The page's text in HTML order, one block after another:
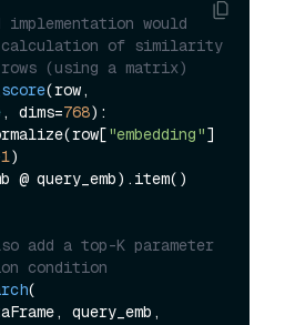
implementation would
calculation of similarity
(using a matrix)
(row,
, dims=768):
"embedding"]
1)
@ query_emb).item()
add a top-K parameter
condition
(